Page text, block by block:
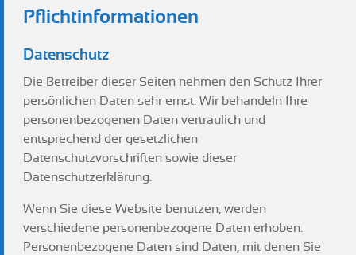
Pflichtinformationen
Datenschutz
Die Betreiber dieser Seiten nehmen den Schutz Ihrer
persönlichen Daten sehr ernst. Wir behandeln Ihre
personenbezogenen Daten vertraulich und
entsprechend der gesetzlichen
Datenschutzvorschriften sowie dieser
Datenschutzerklärung.
Wenn Sie diese Website benutzen, werden
verschiedene personenbezogene Daten erhoben.
Personenbezogene Daten sind Daten, mit denen Sie